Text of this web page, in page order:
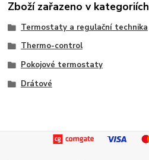
Zboží zařazeno v kategoriích
Termostaty a regulační technika
Thermo-control
Pokojové termostaty
Drátové